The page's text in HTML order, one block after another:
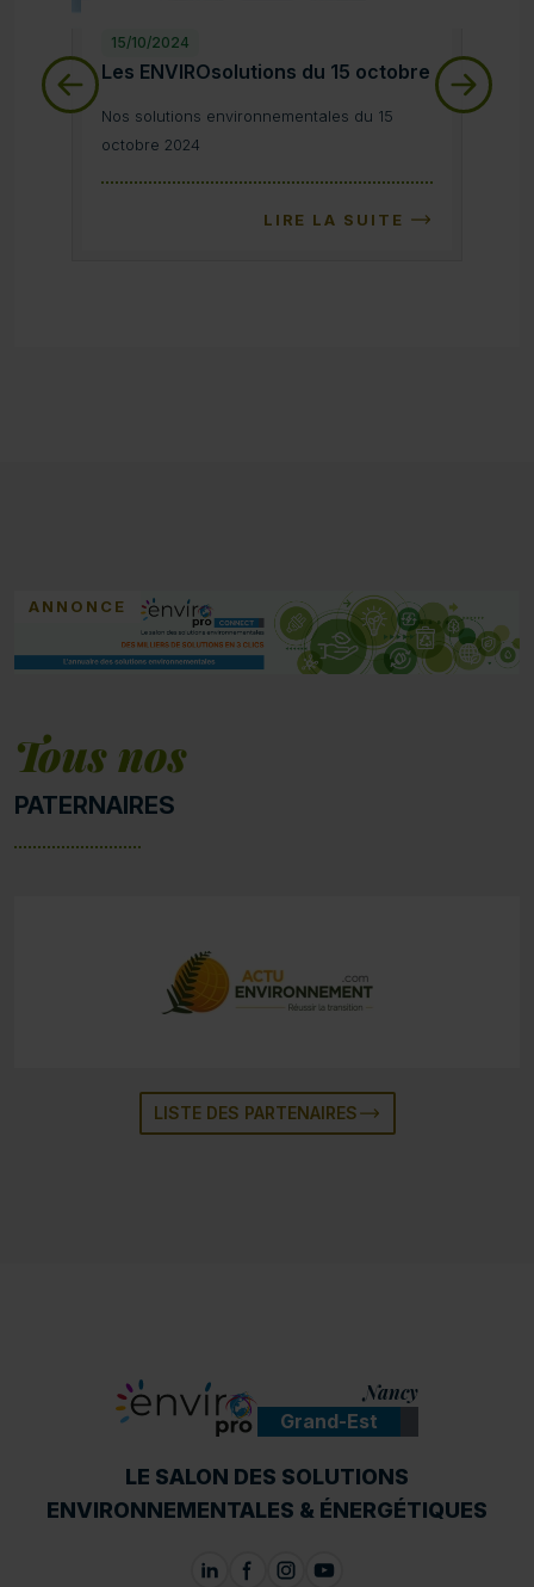
15/10/2024
Les ENVIROsolutions du 15 octobre
Les ENVIROsolutions du 15 octobre
Nos solutions environnementales du 15 octobre 2024
Nos solutions environnementales du 15
octobre 2024
LIRE LA SUITE
ANNONCE
Tous nos
PATERNAIRES
LISTE DES PARTENAIRES
Nancy
Grand-Est
LE SALON DES SOLUTIONS
ENVIRONNEMENTALES & ÉNERGÉTIQUES